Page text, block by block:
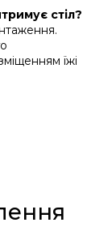
стіл?
їжі